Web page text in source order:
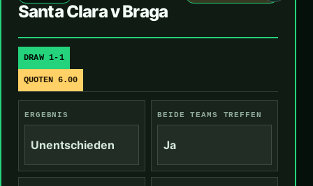
Santa Clara v Braga
DRAW 1-1
QUOTEN 6.00
ERGEBNIS
Unentschieden
BEIDE TEAMS TREFFEN
Ja